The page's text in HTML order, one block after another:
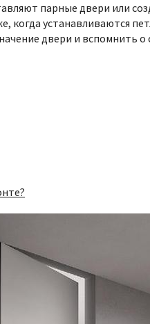
парные двери или
устанавливаются
двери и вспомнить